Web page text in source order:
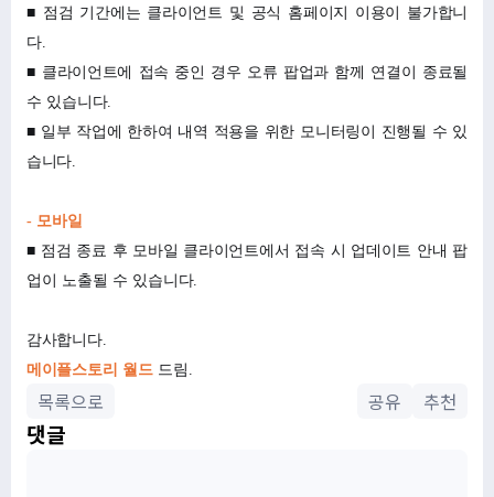
■ 점검 기간에는 클라이언트 및 공식 홈페이지 이용이 불가합니
다.
■ 클라이언트에 접속 중인 경우 오류 팝업과 함께 연결이 종료될
수 있습니다.
■ 일부 작업에 한하여 내역 적용을 위한 모니터링이 진행될 수 있
습니다.
- 모바일
■ 점검 종료 후 모바일 클라이언트에서 접속 시 업데이트 안내 팝
업이 노출될 수 있습니다.
감사합니다.
메이플스토리 월드 드림.
목록으로 공유 추천
댓글